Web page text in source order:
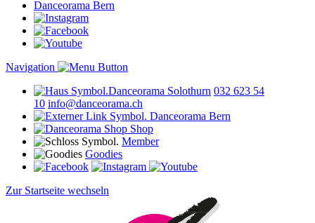
Danceorama Bern
Navigation
Danceorama Solothurn 032 623 54
10 info@danceorama.ch
Danceorama Bern
Shop
Member
Goodies
Zur Startseite wechseln